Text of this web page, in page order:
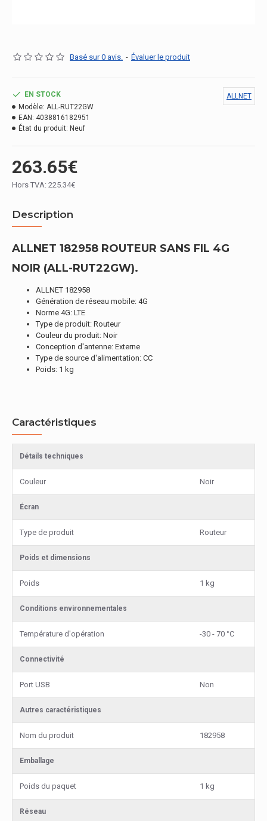
Basé sur 0 avis. - Évaluer le produit
263.65€
Hors TVA: 225.34€
EN STOCK
Modèle: ALL-RUT22GW
EAN: 4038816182951
État du produit: Neuf
ALLNET
Description
ALLNET 182958 ROUTEUR SANS FIL 4G
NOIR (ALL-RUT22GW).
ALLNET 182958
Génération de réseau mobile: 4G
Norme 4G: LTE
Type de produit: Routeur
Couleur du produit: Noir
Conception d'antenne: Externe
Type de source d'alimentation: CC
Poids: 1 kg
Caractéristiques
Détails techniques
Couleur Noir
Écran
Type de produit Routeur
Poids et dimensions
Poids 1 kg
Conditions environnementales
Température d'opération -30 - 70 °C
Connectivité
Port USB Non
Autres caractéristiques
Nom du produit 182958
Emballage
Poids du paquet 1 kg
Réseau